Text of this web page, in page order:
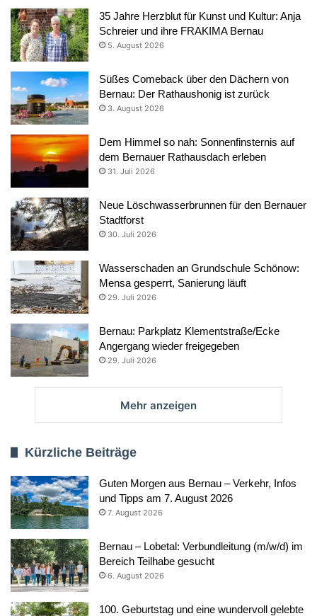
35 Jahre Herzblut für Kunst und Kultur: Anja
Schreier und ihre FRAKIMA Bernau
5. August 2026
Süßes Comeback über den Dächern von
Bernau: Der Rathaushonig ist zurück
3. August 2026
Dem Himmel so nah: Sonnenfinsternis auf
dem Bernauer Rathausdach erleben
31. Juli 2026
Neue Löschwasserbrunnen für den Bernauer
Stadtforst
30. Juli 2026
Wasserschaden an Grundschule Schönow:
Mensa gesperrt, Sanierung läuft
29. Juli 2026
Bernau: Parkplatz Klementstraße/Ecke
Angergang wieder freigegeben
29. Juli 2026
Mehr anzeigen
Kürzliche Beiträge
Guten Morgen aus Bernau – Verkehr, Infos
und Tipps am 7. August 2026
7. August 2026
Bernau – Lobetal: Verbundleitung (m/w/d) im
Bereich Teilhabe gesucht
6. August 2026
100. Geburtstag und eine wundervoll gelebte